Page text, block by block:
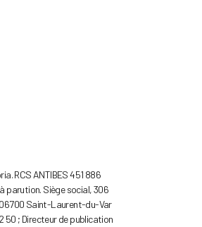
RCS ANTIBES 451 886
parution. Siège social, 306
06700 Saint-Laurent-du-Var
50 ; Directeur de publication